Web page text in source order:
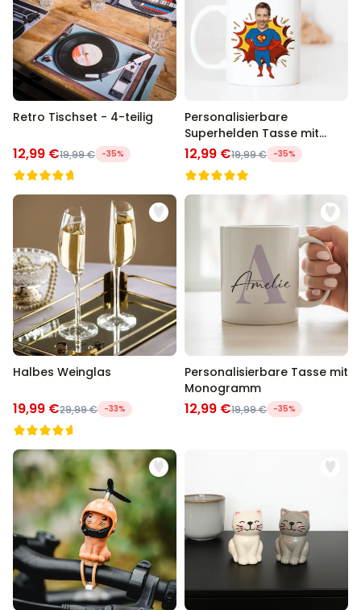
Retro Tischset - 4-teilig
12,99 €19,99 € -35%
Personalisierbare
Superhelden Tasse mit
Gesicht
12,99 €19,99 € -35%
Halbes Weinglas
19,99 €29,99 € -33%
Personalisierbare Tasse mit
Monogramm
12,99 €19,99 € -35%